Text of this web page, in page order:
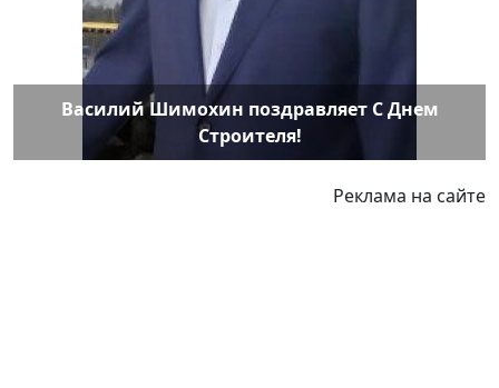
Василий Шимохин поздравляет С Днем
Строителя!
Реклама на сайте